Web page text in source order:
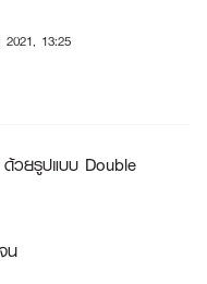
13:25
วยรูปแบบ Double
น